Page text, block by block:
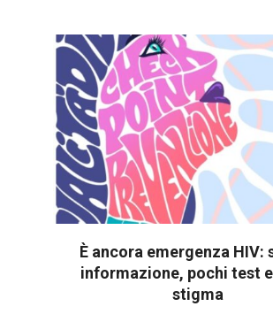
È ancora emergenza HIV:
informazione, pochi test
stigma